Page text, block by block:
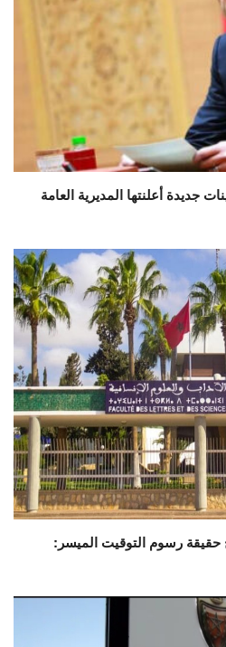
جديدة أعلنتها المديرية العامة
حقيقة رسوم التوقيت الميسر: